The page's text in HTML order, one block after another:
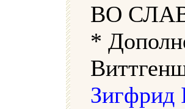
ВО
*
Зигфрид